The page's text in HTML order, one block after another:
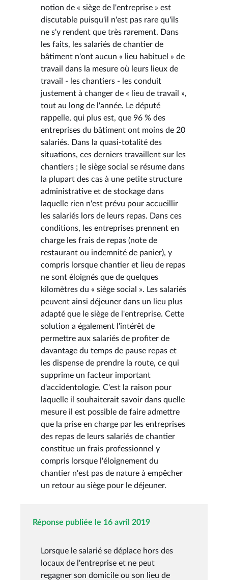
notion de « siège de l'entreprise » est
discutable puisqu'il n'est pas rare qu'ils
ne s'y rendent que très rarement. Dans
les faits, les salariés de chantier de
bâtiment n'ont aucun « lieu habituel » de
travail dans la mesure où leurs lieux de
travail - les chantiers - les conduit
justement à changer de « lieu de travail »,
tout au long de l'année. Le député
rappelle, qui plus est, que 96 % des
entreprises du bâtiment ont moins de 20
salariés. Dans la quasi-totalité des
situations, ces derniers travaillent sur les
chantiers ; le siège social se résume dans
la plupart des cas à une petite structure
administrative et de stockage dans
laquelle rien n'est prévu pour accueillir
les salariés lors de leurs repas. Dans ces
conditions, les entreprises prennent en
charge les frais de repas (note de
restaurant ou indemnité de panier), y
compris lorsque chantier et lieu de repas
ne sont éloignés que de quelques
kilomètres du « siège social ». Les salariés
peuvent ainsi déjeuner dans un lieu plus
adapté que le siège de l'entreprise. Cette
solution a également l'intérêt de
permettre aux salariés de profiter de
davantage du temps de pause repas et
les dispense de prendre la route, ce qui
supprime un facteur important
d'accidentologie. C'est la raison pour
laquelle il souhaiterait savoir dans quelle
mesure il est possible de faire admettre
que la prise en charge par les entreprises
des repas de leurs salariés de chantier
constitue un frais professionnel y
compris lorsque l'éloignement du
chantier n'est pas de nature à empêcher
un retour au siège pour le déjeuner.
Réponse publiée le 16 avril 2019
Lorsque le salarié se déplace hors des
locaux de l'entreprise et ne peut
regagner son domicile ou son lieu de